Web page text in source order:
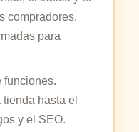
compradores.
para
funciones.
hasta el
y el SEO.